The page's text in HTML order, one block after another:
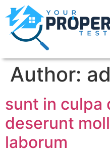
Author:
sunt in culpa
deserunt
laborum